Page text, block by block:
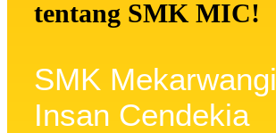
tentang SMK MIC!
SMK Mekarwangi
Insan Cendekia